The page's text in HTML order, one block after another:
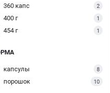
360 капс 2
400 г 1
454 г 1
капсулы
8
порошок 10